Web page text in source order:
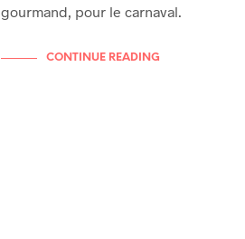
gourmand, pour le carnaval.
CONTINUE READING